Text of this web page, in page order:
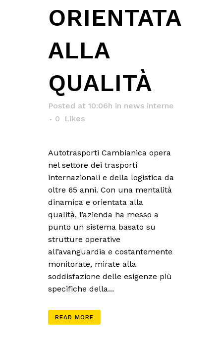
ORIENTATA
ALLA
QUALITÀ
Posted at 10:06h in news interne
0
Likes
Autotrasporti Cambianica opera
nel settore dei trasporti
internazionali e della logistica da
oltre 65 anni. Con una mentalità
dinamica e orientata alla
qualità, l’azienda ha messo a
punto un sistema basato su
strutture operative
all’avanguardia e costantemente
monitorate, mirate alla
soddisfazione delle esigenze più
specifiche della...
READ MORE